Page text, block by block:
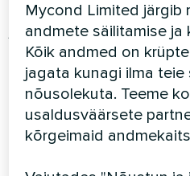
inverterkompressoritega
A+++ energiaklassi, mis
küttekulud.
Miks valida
BeeSmart
Mycond Limited järgib
andmete säilitamise ja
Kõik andmed on
jagata kunagi ilma
nõusolekuta. Teeme
usaldusväärsete
kõrgeimaid